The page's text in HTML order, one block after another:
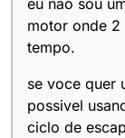
eu nao sou
motor onde 2
tempo.
se voce quer
possivel
ciclo de